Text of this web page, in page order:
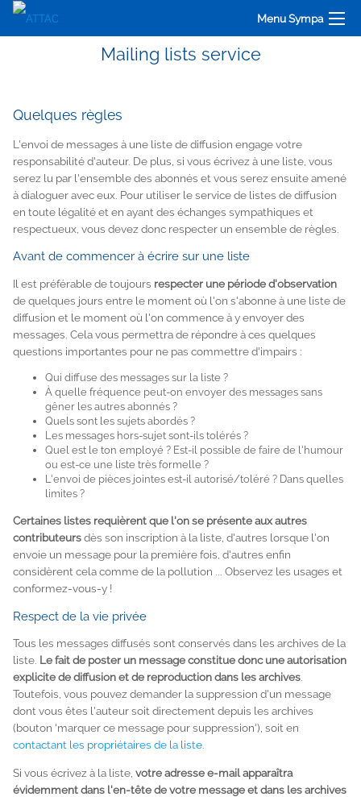
Menu Sympa
Mailing lists service
Quelques règles
L'envoi de messages à une liste de diffusion engage votre
responsabilité d'auteur. De plus, si vous écrivez à une liste, vous
serez lu par l'ensemble des abonnés et vous serez ensuite amené
à dialoguer avec eux. Pour utiliser le service de listes de diffusion
en toute légalité et en ayant des échanges sympathiques et
respectueux, vous devez donc respecter un ensemble de règles.
Avant de commencer à écrire sur une liste
Il est préférable de toujours respecter une période d'observation
de quelques jours entre le moment où l'on s'abonne à une liste de
diffusion et le moment où l'on commence à y envoyer des
messages. Cela vous permettra de répondre à ces quelques
questions importantes pour ne pas commettre d'impairs :
Qui diffuse des messages sur la liste ?
À quelle fréquence peut-on envoyer des messages sans
gêner les autres abonnés ?
Quels sont les sujets abordés ?
Les messages hors-sujet sont-ils tolérés ?
Quel est le ton employé ? Est-il possible de faire de l'humour
ou est-ce une liste très formelle ?
L'envoi de pièces jointes est-il autorisé/toléré ? Dans quelles
limites ?
Certaines listes requièrent que l'on se présente aux autres
contributeursdès son inscription à la liste, d'autres lorsque l'on
envoie un message pour la première fois, d'autres enfin
considèrent cela comme de la pollution ... Observez les usages et
conformez-vous-y !
Respect de la vie privée
Tous les messages diffusés sont conservés dans les archives de la
liste. Le fait de poster un message constitue donc une autorisation
explicite de diffusion et de reproduction dans les archives
Toutefois, vous pouvez demander la suppression d'un message
dont vous êtes l'auteur soit directement depuis les archives
(bouton 'marquer ce message pour suppression'), soit en
contactant les propriétaires de la liste
Si vous écrivez à la liste, votre adresse e-mail apparaîtra
évidemment dans l'en-tête de votre message et dans les archives